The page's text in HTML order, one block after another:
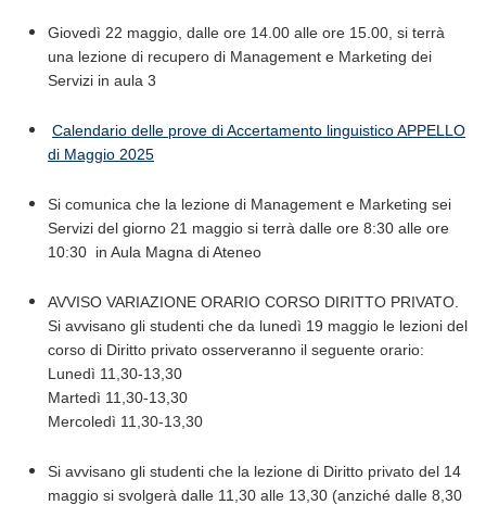
Giovedì 22 maggio, dalle ore 14.00 alle ore 15.00, si terrà
una lezione di recupero di Management e Marketing dei
Servizi in aula 3
Calendario delle prove di Accertamento linguistico APPELLO
di Maggio 2025
Si comunica che la lezione di Management e Marketing sei
Servizi del giorno 21 maggio si terrà dalle ore 8:30 alle ore
10:30 in Aula Magna di Ateneo
AVVISO VARIAZIONE ORARIO CORSO DIRITTO PRIVATO.
Si avvisano gli studenti che da lunedì 19 maggio le lezioni del
corso di Diritto privato osserveranno il seguente orario:
Lunedì 11,30-13,30
Martedì 11,30-13,30
Mercoledì 11,30-13,30
​Si avvisano gli studenti che la lezione di Diritto privato del 14
maggio si svolgerà dalle 11,30 alle 13,30 (anziché dalle 8,30